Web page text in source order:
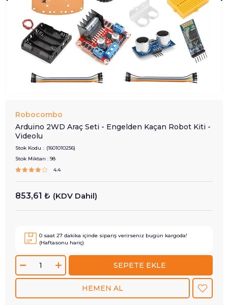
Robocombo
Arduino 2WD Araç Seti - Engelden Kaçan Robot Kiti -
Videolu
Stok Kodu
(1601010256)
Stok Miktarı : 98
4.4
853,61 ₺ (KDV Dahil)
0 saat 27 dakika içinde sipariş verirseniz bugün kargoda!
(Haftasonu hariç)